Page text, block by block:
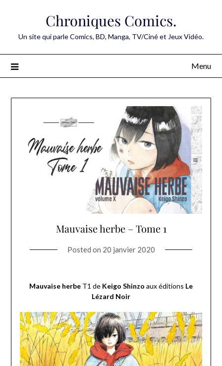
Chroniques Comics.
Un site qui parle Comics, BD, Manga, TV/Ciné et Jeux Vidéo.
Menu
Mauvaise herbe – Tome 1
Posted on 20 janvier 2020
Mauvaise herbe T1 de Keigo Shinzo aux éditions Le
Lézard Noir